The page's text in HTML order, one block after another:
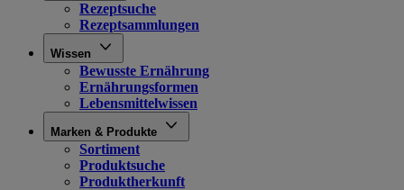
Rezeptsuche
Rezeptsammlungen
Wissen
Bewusste Ernährung
Ernährungsformen
Lebensmittelwissen
Marken & Produkte
Sortiment
Produktsuche
Produktherkunft